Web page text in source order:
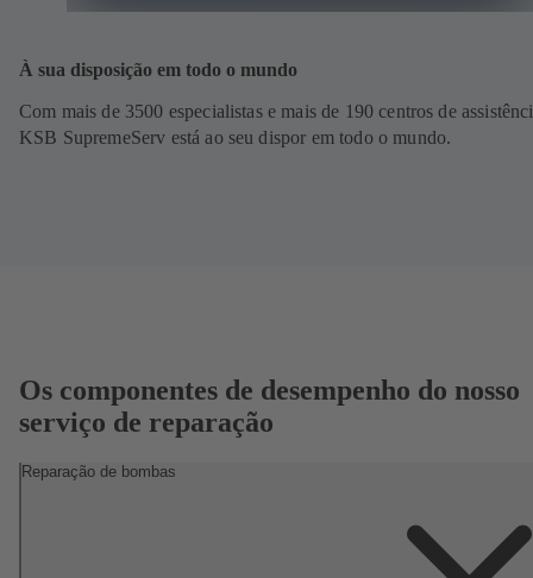
À sua disposição em todo o mundo
Com mais de 3500 especialistas e mais de 190 centros de
KSB SupremeServ está ao seu dispor em todo o mundo.
Os componentes de desempenho do nosso
serviço de reparação
Reparação de bombas